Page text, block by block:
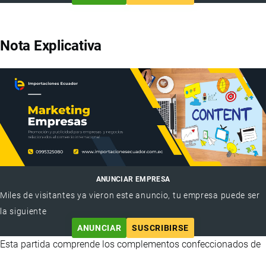
Nota Explicativa
ANUNCIAR EMPRESA
Miles de visitantes ya vieron este anuncio, tu empresa puede ser
la siguiente
ANUNCIAR
SUSCRIBIRSE
Esta partida comprende los complementos confeccionados de